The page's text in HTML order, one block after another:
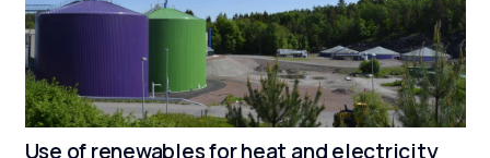
Use of renewables for heat and electricity